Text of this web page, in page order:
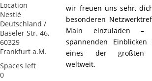
Location
Nestlé
Deutschland /
Baseler Str. 46,
60329
Frankfurt a.M.
Spaces left
0
wir freuen uns sehr,
besonderen
Main einzuladen
spannenden
eines der größten
weltweit.